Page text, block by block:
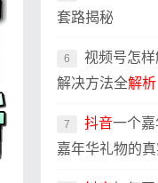
套路揭秘
6
视频号怎
解决方法全解析
7 抖音一个
嘉年华礼物的